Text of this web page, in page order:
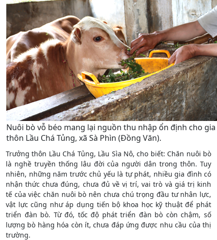
Nuôi bò vỗ béo mang lại nguồn thu nhập ổn định cho gia
thôn Lầu Chá Tủng, xã Sà Phìn (Đồng Văn).
Trưởng thôn Lầu Chá Tủng, Lầu Sìa Nô, cho biết: Chăn nuôi bò
là nghề truyền thống lâu đời của người dân trong thôn. Tuy
nhiên, những năm trước chủ yếu là tự phát, nhiều gia đình có
nhận thức chưa đúng, chưa đủ về vị trí, vai trò và giá trị kinh
tế của việc chăn nuôi bò nên chưa chú trọng đầu tư nhân lực,
vật lực cũng như áp dụng tiến bộ khoa học kỹ thuật để phát
triển đàn bò. Từ đó, tốc độ phát triển đàn bò còn chậm, số
lượng bò hàng hóa còn ít, chưa đáp ứng được nhu cầu của thị
trường.